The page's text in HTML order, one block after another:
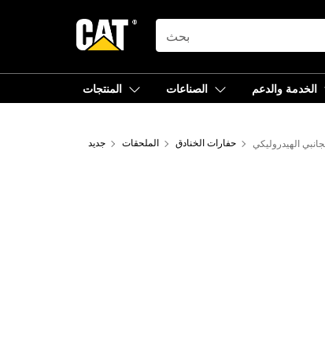
SEARCH
المنتجات الصناعات الخدمة والدعم
جديد الملحقات حفارات الخنادق